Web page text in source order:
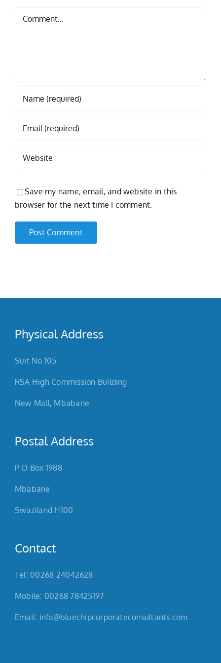
Save my name, email, and website in this
browser for the next time I comment.
Physical Address
Suit No 105
RSA High Commission Building
New Mall, Mbabane
Postal Address
P O Box 1988
Mbabane
Swaziland H100
Contact
Tel: 00268 24042628
Mobile: 00268 78425197
Email: info@bluechipcorporateconsultants.com